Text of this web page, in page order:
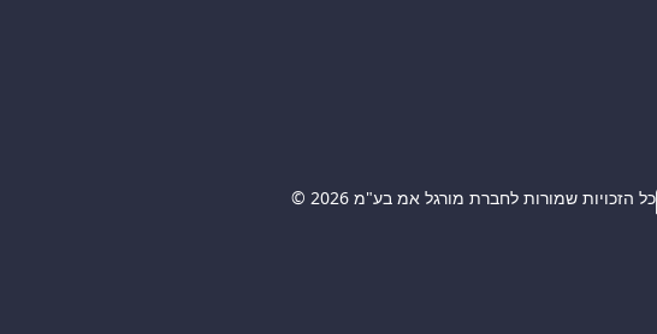
כל הזכויות שמורות לחברת מורגל אמ בע"מ 2026 ©